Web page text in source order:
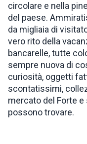
circolare e nella
del paese.
da migliaia di
vero rito della
bancarelle, tutte
sempre nuova di
curiosità, oggetti
scontatissimi,
mercato del Forte e
possono trovare.